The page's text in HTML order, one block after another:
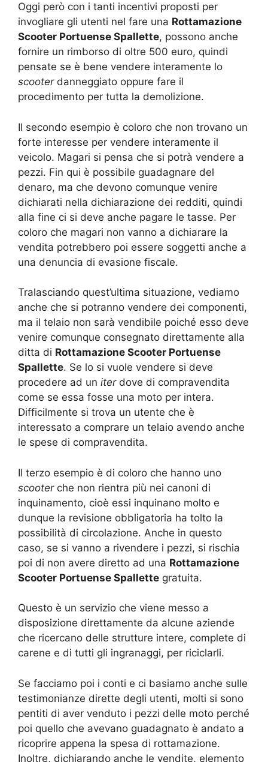
Oggi però con i tanti incentivi proposti per
invogliare gli utenti nel fare una Rottamazione
Scooter Portuense Spallette, possono anche
fornire un rimborso di oltre 500 euro, quindi
pensate se è bene vendere interamente lo
scooterdanneggiato oppure fare il
procedimento per tutta la demolizione.
Il secondo esempio è coloro che non trovano un
forte interesse per vendere interamente il
veicolo. Magari si pensa che si potrà vendere a
pezzi. Fin qui è possibile guadagnare del
denaro, ma che devono comunque venire
dichiarati nella dichiarazione dei redditi, quindi
alla fine ci si deve anche pagare le tasse. Per
coloro che magari non vanno a dichiarare la
vendita potrebbero poi essere soggetti anche a
una denuncia di evasione fiscale.
Tralasciando quest’ultima situazione, vediamo
anche che si potranno vendere dei componenti,
ma il telaio non sarà vendibile poiché esso deve
venire comunque consegnato direttamente alla
ditta di Rottamazione Scooter Portuense
Spallette. Se lo si vuole vendere si deve
procedere ad un iterdove di compravendita
come se essa fosse una moto per intera.
Difficilmente si trova un utente che è
interessato a comprare un telaio avendo anche
le spese di compravendita.
Il terzo esempio è di coloro che hanno uno
scooterche non rientra più nei canoni di
inquinamento, cioè essi inquinano molto e
dunque la revisione obbligatoria ha tolto la
possibilità di circolazione. Anche in questo
caso, se si vanno a rivendere i pezzi, si rischia
poi di non avere diretto ad una Rottamazione
Scooter Portuense Spallette gratuita.
Questo è un servizio che viene messo a
disposizione direttamente da alcune aziende
che ricercano delle strutture intere, complete di
carene e di tutti gli ingranaggi, per riciclarli.
Se facciamo poi i conti e ci basiamo anche sulle
testimonianze dirette degli utenti, molti si sono
pentiti di aver venduto i pezzi delle moto perché
poi quello che avevano guadagnato è andato a
ricoprire appena la spesa di rottamazione.
Inoltre, dichiarando anche le vendite, elemento